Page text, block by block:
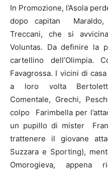
In Promozione, l’Asola
dopo capitan Maraldo,
Treccani, che si
Voluntas. Da definire la
cartellino dell’Olimpia.
Favagrossa. I vicini di
a loro volta
Comentale, Grechi,
colpo Farimbella per
un pupillo di mister
trattenere il giovane
Suzzara e Sporting),
Omorogieva,